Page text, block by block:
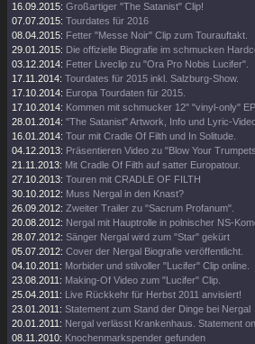
16.09.2015: Großartiger "The Satanist" Clip!
07.07.2015: Tourdates für 2016
08.04.2015: Fetter "Messe Noir" Clip zum Tourauftakt.
29.01.2015: Die offizielle Biografie im schmucken
03.12.2014: Fetter Liveclip zu "Ora Pro Nobis Lucifer".
17.11.2014: Tourdates für 2015 inkl. Salzburg-Show.
17.10.2014: Europa Tourdaten für 2015.
17.10.2014: Kommen mit schmucker 12" "vinyl-only" EP.
28.01.2014: "The Satanist" Artwork, Info und Lyric-
16.01.2014: Tour mit Cradle Of Filth und In Solitude.
04.12.2013: Präsentieren Video zu "Blow Your
21.11.2013: Mit Cradle Of Filth auf satter Europatour.
27.10.2013: Touren mit CRADLE OF FILTH
30.10.2012: Muss Nergal in den Knast?
26.09.2012: Zweiter Trailer zu "Sacrum Profanum".
20.08.2012: Nergal mit Hauptrolle in polnischer NS-
28.07.2012: Sänger Nergal wird zum "Star" gekürt
05.07.2012: Cover der Nergal Biografie veröffentlicht.
04.10.2011: Morbider und stilvoller "Lucifer" Clip online.
23.08.2011: Making-Of Video zum "Lucifer" Clip.
25.04.2011: Live Rückkehr für Herbst 2011 anvisiert!
23.01.2011: Statement zum Stand der Dinge bei Nergal
20.01.2011: Nergal verlässt Krankenhaus. Statement
08.11.2010: Knochenmarkspender gefunden